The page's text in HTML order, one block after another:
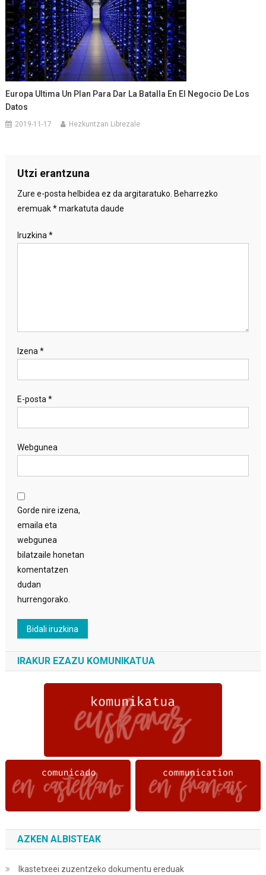
Europa Ultima Un Plan Para Dar La Batalla En El Negocio De Los
Datos
2019-11-17 Hezkuntzan Librezale
Utzi erantzuna
Zure e-posta helbidea ez da argitaratuko. Beharrezko
eremuak*markatuta daude
Iruzkina*
Izena*
E-posta*
Webgunea
Gorde nire izena,
emaila eta
webgunea
bilatzaile honetan
komentatzen
dudan
hurrengorako.
IRAKUR EZAZU KOMUNIKATUA
AZKEN ALBISTEAK
Ikastetxeei zuzentzeko dokumentu ereduak